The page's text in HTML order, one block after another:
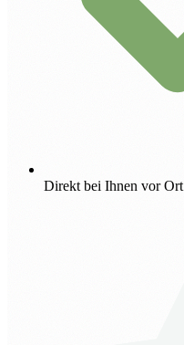
Direkt bei Ihnen vor Ort